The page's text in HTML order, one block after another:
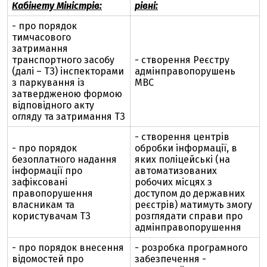
Кабінету Міністрів:
рівні:
- про порядок
тимчасового
затримання
транспортного засобу
(далі – ТЗ) інспекторами
з паркування із
затвердженою формою
відповідного акту
огляду та затримання ТЗ
- створення Реєстру
адмінправопорушень
МВС
- про порядок
безоплатного надання
інформації про
зафіксовані
правопорушення
власникам та
користувачам ТЗ
- створення центрів
обробки інформації, в
яких поліцейські (на
автоматизованих
робочих місцях з
доступом до державних
реєстрів) матимуть змогу
розглядати справи про
адмінправопорушення
- про порядок внесення
відомостей про
- розробка програмного
забезпечення -